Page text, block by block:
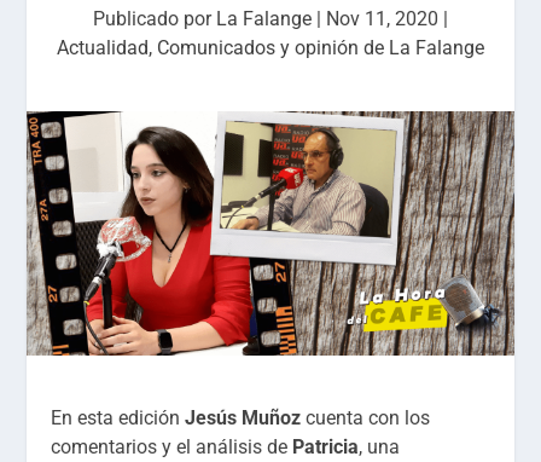
Publicado por La Falange | Nov 11, 2020 |
Actualidad, Comunicados y opinión de La Falange
En esta ediciónJesús Muñoz cuenta con los
comentarios y el análisis de Patricia, una